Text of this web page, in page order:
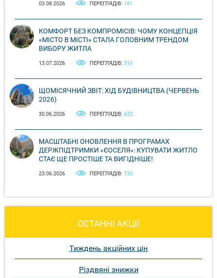
03.08.2026 ПЕРЕГЛЯДІВ: 181
КОМФОРТ БЕЗ КОМПРОМІСІВ: ЧОМУ КОНЦЕПЦІЯ
«МІСТО В МІСТІ» СТАЛА ГОЛОВНИМ ТРЕНДОМ
ВИБОРУ ЖИТЛА
13.07.2026 ПЕРЕГЛЯДІВ: 316
ЩОМІСЯЧНИЙ ЗВІТ: ХІД БУДІВНИЦТВА (ЧЕРВЕНЬ
2026)
30.06.2026 ПЕРЕГЛЯДІВ: 632
МАСШТАБНІ ОНОВЛЕННЯ В ПРОГРАМАХ
ДЕРЖПІДТРИМКИ «ЄОСЕЛЯ»: КУПУВАТИ ЖИТЛО
СТАЄ ЩЕ ПРОСТІШЕ ТА ВИГІДНІШЕ!
23.06.2026 ПЕРЕГЛЯДІВ: 735
ОСТАННІ АКЦІЇ
Тиждень акційних цін
Різдвяні знижки